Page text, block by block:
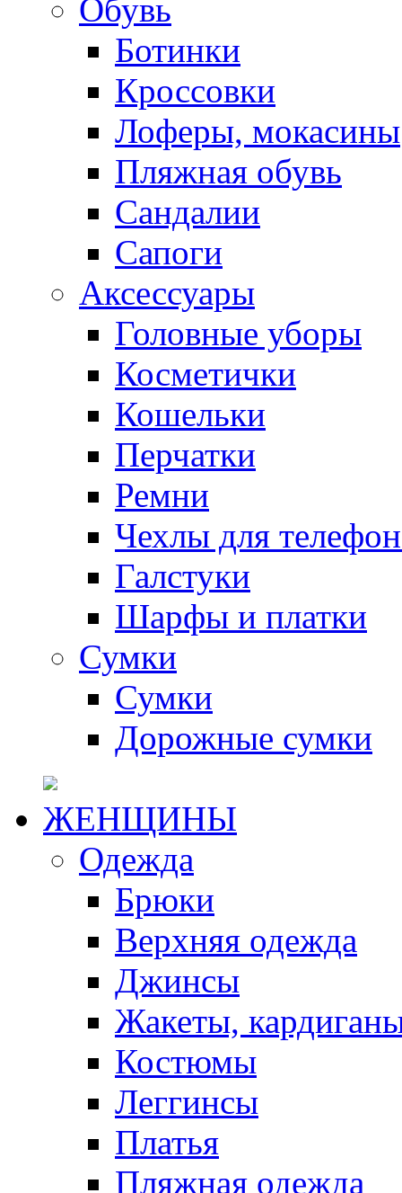
Обувь
Ботинки
Кроссовки
Лоферы, мокасины
Пляжная обувь
Сандалии
Сапоги
Аксессуары
Головные уборы
Косметички
Кошельки
Перчатки
Ремни
Чехлы для
Галстуки
Шарфы и платки
Сумки
Сумки
Дорожные сумки
ЖЕНЩИНЫ
Одежда
Брюки
Верхняя одежда
Джинсы
Жакеты,
Костюмы
Леггинсы
Платья
Пляжная одежда